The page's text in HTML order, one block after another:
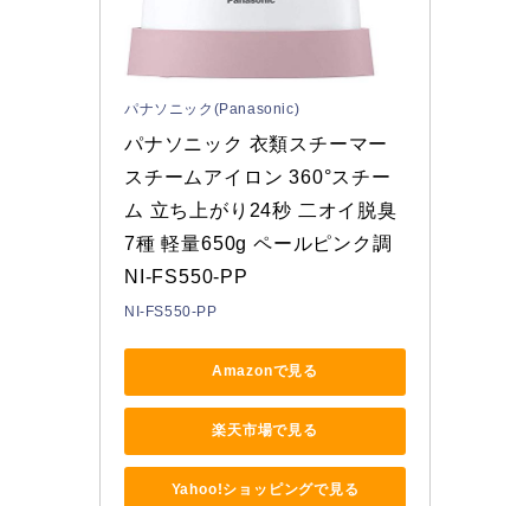
パナソニック(Panasonic)
パナソニック 衣類スチーマー
スチームアイロン 360°スチー
ム 立ち上がり24秒 二オイ脱臭
7種 軽量650g ペールピンク調
NI-FS550-PP
NI-FS550-PP
Amazonで見る
楽天市場で見る
Yahoo!ショッピングで見る